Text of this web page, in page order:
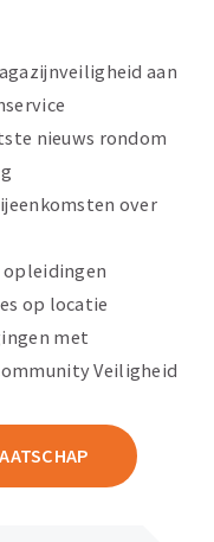
aan
nieuws rondom
over
op locatie
met
Veiligheid